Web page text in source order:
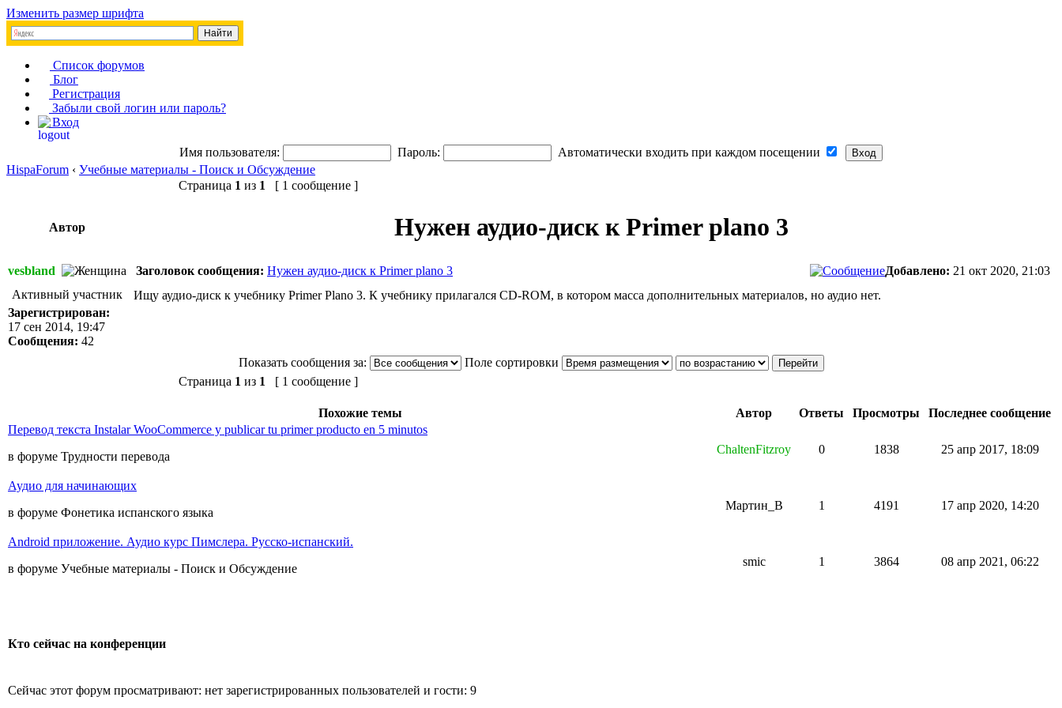
Изменить размер шрифта
Список форумов
Блог
Регистрация
Забыли свой логин или пароль?
Вход
Имя пользователя: Пароль:
Автоматически входить при каждом посещении
HispaForum ‹ Учебные материалы - Поиск и Обсуждение
Страница 1 из 1 [ 1 сообщение ]
Автор Нужен аудио-диск к Primer plano 3
vesbland Заголовок сообщения: Нужен аудио-диск к Primer plano 3 Добавлено: 21 окт 2020, 21:03
Активный участник
Зарегистрирован:
17 сен 2014, 19:47
Сообщения: 42
Ищу аудио-диск к учебнику Primer Plano 3. К учебнику прилагался CD-ROM, в котором масса дополнительных материалов, но аудио нет.
Показать сообщения за:
Поле сортировки
Страница 1 из 1 [ 1 сообщение ]
Похожие темы Автор Ответы Просмотры
Последнее сообщение
Перевод текста Instalar WooCommerce y publicar tu primer producto en 5 minutos
в форуме Трудности перевода
ChaltenFitzroy 0 1838 25 апр 2017, 18:09
Аудио для начинающих
в форуме Фонетика испанского языка
Мартин_В 1 4191 17 апр 2020, 14:20
Android приложение. Аудио курс Пимслера. Русско-испанский.
в форуме Учебные материалы - Поиск и Обсуждение
smic 1 3864 08 апр 2021, 06:22
Кто сейчас на конференции
Сейчас этот форум просматривают: нет зарегистрированных пользователей и гости: 9